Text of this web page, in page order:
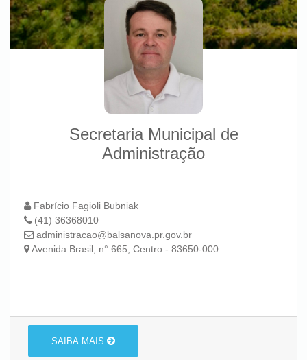
Secretaria Municipal de
Administração
Fabrício Fagioli Bubniak
(41) 36368010
administracao@balsanova.pr.gov.br
Avenida Brasil, n° 665, Centro - 83650-000
SAIBA MAIS